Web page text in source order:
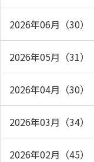
2026年06月（30）
2026年05月（31）
2026年04月（30）
2026年03月（34）
2026年02月（45）